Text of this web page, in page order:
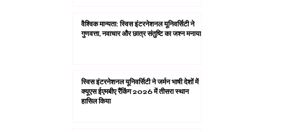
वैश्विक मान्यता: स्विस इंटरनेशनल यूनिवर्सिटी ने
गुणवत्ता, नवाचार और छात्र संतुष्टि का जश्न मनाया
स्विस इंटरनेशनल यूनिवर्सिटी ने जर्मन भाषी देशों में
क्यूएस ईएमबीए रैंकिंग 2026 में तीसरा स्थान
हासिल किया